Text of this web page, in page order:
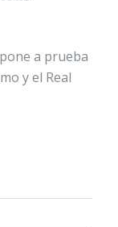
a prueba
y el Real